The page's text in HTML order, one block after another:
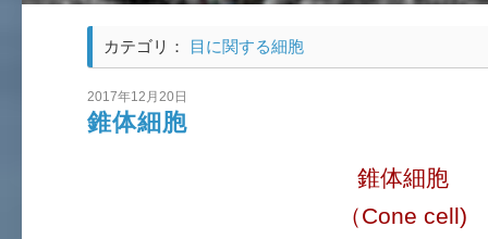
カテゴリ： 目に関する細胞
2017年12月20日
錐体細胞
錐体細胞
（Cone cell)